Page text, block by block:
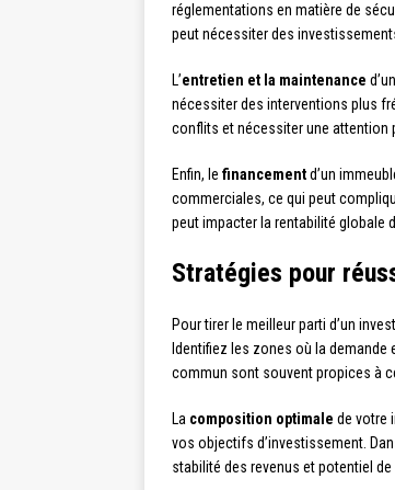
réglementations en matière de
peut nécessiter des
L’entretien et la maintenance
nécessiter des interventions plus
conflits et nécessiter une attention
Enfin, le financementd’un
commerciales, ce qui peut
peut impacter la rentabilité globale
Stratégies pour
Pour tirer le meilleur parti d’un
Identifiez les zones où la
commun sont souvent propices à
La composition optimale de votre
vos objectifs d’investissement.
stabilité des revenus et potentiel de